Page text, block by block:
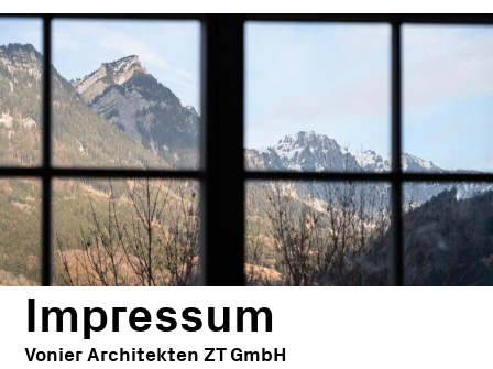
Impressum
Vonier Architekten ZT GmbH